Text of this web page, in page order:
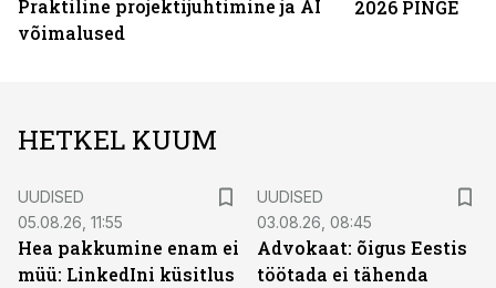
Praktiline projektijuhtimine ja AI
võimalused
2026 PINGE
HETKEL KUUM
UUDISED
05.08.26, 11:55
Hea pakkumine enam ei
müü: LinkedIni küsitlus
UUDISED
03.08.26, 08:45
Advokaat: õigus Eestis
töötada ei tähenda